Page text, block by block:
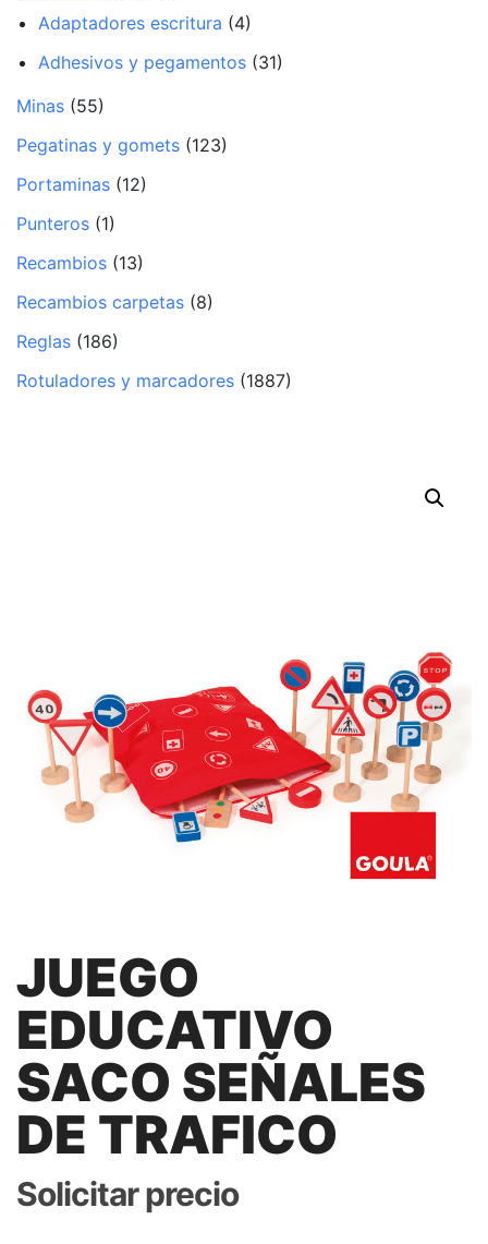
Adaptadores escritura (4)
Adhesivos y pegamentos (31)
Minas (55)
Pegatinas y gomets (123)
Portaminas (12)
Punteros (1)
Recambios (13)
Recambios carpetas (8)
Reglas (186)
Rotuladores y marcadores (1887)
JUEGO
EDUCATIVO
SACO SEÑALES
DE TRAFICO
Solicitar precio